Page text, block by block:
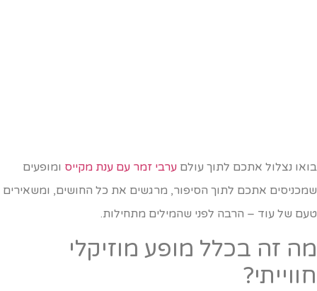
נצלול אתכם לתוך עולםערבי זמר עם ענת מקייסו מופעים
אתכם לתוך הסיפור, מרגשים את כל החושים, ומשאירים
של עוד – הרבה לפני שהמילים מתחילות.
זה בכלל מופע מוזיקלי